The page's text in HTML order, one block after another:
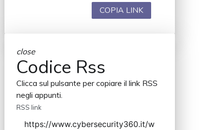
COPIA LINK
close
Codice Rss
Clicca sul pulsante per copiare il link RSS
negli appunti.
RSS link